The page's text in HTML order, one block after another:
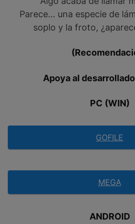
Parece… una especie de
soplo y la froto,
Apoya al
PC (WIN)
GOFILE
MEGA
ANDROID